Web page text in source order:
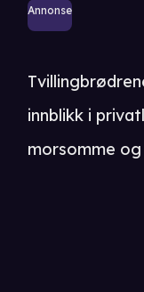
Annonse
innblikk i
morsomme